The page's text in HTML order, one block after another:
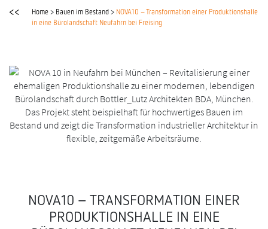
<< Home > Bauen im Bestand > NOVA10 – Transformation einer Produktionshalle
in eine Bürolandschaft Neufahrn bei Freising
NOVA10 – TRANSFORMATION EINER
PRODUKTIONSHALLE IN EINE